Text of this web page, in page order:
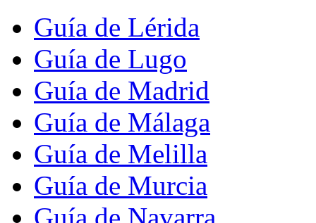
Guía de Lérida
Guía de Lugo
Guía de Madrid
Guía de Málaga
Guía de Melilla
Guía de Murcia
Guía de Navarra